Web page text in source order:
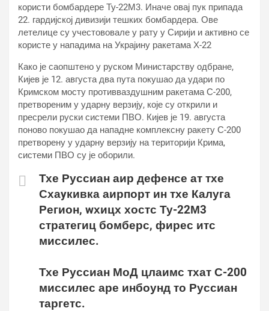
користи бомбардере Ту-22М3. Иначе овај пук припада
22. гардијској дивизији тешких бомбардера. Ове
летелице су учестововале у рату у Сирији и активно се
користе у нападима на Украјину ракетама Х-22
Како је саопштено у руском Министарству одбране,
Кијев је 12. августа два пута покушао да удари по
Кримском мосту противваздушним ракетама С-200,
претвореним у ударну верзију, које су открили и
пресрели руски системи ПВО. Кијев је 19. августа
поново покушао да нападне комплексну ракету С-200
претворену у ударну верзију на територији Крима,
системи ПВО су је оборили.
Тхе Руссиан аир дефенсе ат тхе
Схаyкивка аирпорт ин тхе Калуга
Регион, wхицх хостс Ту-22М3
стратегиц бомберс, фирес итс
миссилес.
Тхе Руссиан МоД цлаимс тхат С-200
миссилес аре инбоунд то Руссиан
таргетс.